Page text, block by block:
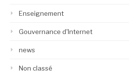
Enseignement
Gouvernance d'Internet
news
Non classé